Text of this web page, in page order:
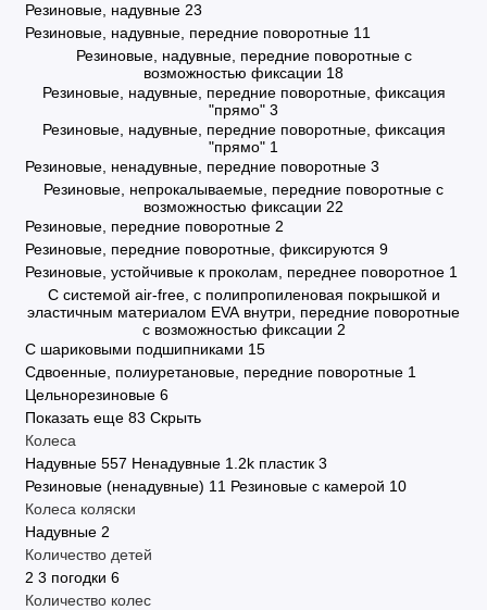
Резиновые, надувные 23
Резиновые, надувные, передние поворотные 11
Резиновые, надувные, передние поворотные с
возможностью фиксации 18
Резиновые, надувные, передние поворотные, фиксация
"прямо" 3
Резиновые, надувные, передние поворотные, фиксация
"прямо" 1
Резиновые, ненадувные, передние поворотные 3
Резиновые, непрокалываемые, передние поворотные с
возможностью фиксации 22
Резиновые, передние поворотные 2
Резиновые, передние поворотные, фиксируются 9
Резиновые, устойчивые к проколам, переднее поворотное 1
С системой air-free, с полипропиленовая покрышкой и
эластичным материалом EVA внутри, передние поворотные
с возможностью фиксации 2
С шариковыми подшипниками 15
Сдвоенные, полиуретановые, передние поворотные 1
Цельнорезиновые 6
Показать еще 83 Скрыть
Колеса
Надувные 557 Ненадувные 1.2k пластик 3
Резиновые (ненадувные) 11 Резиновые с камерой 10
Колеса коляски
Надувные 2
Количество детей
2 3 погодки 6
Количество колес